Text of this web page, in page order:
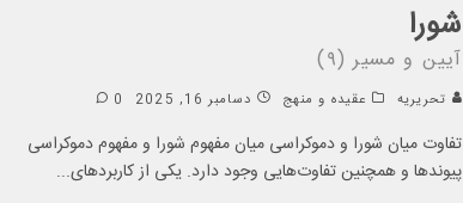
شورا
آیین و مسیر (۹)
تحریریه عقیده و منهج دسامبر 16, 2025 0
تفاوت میان شورا و دموکراسی میان مفهوم شورا و مفهوم دموکراسی
پیوندها و همچنین تفاوت‌هایی وجود دارد. یکی از کاربردهای...